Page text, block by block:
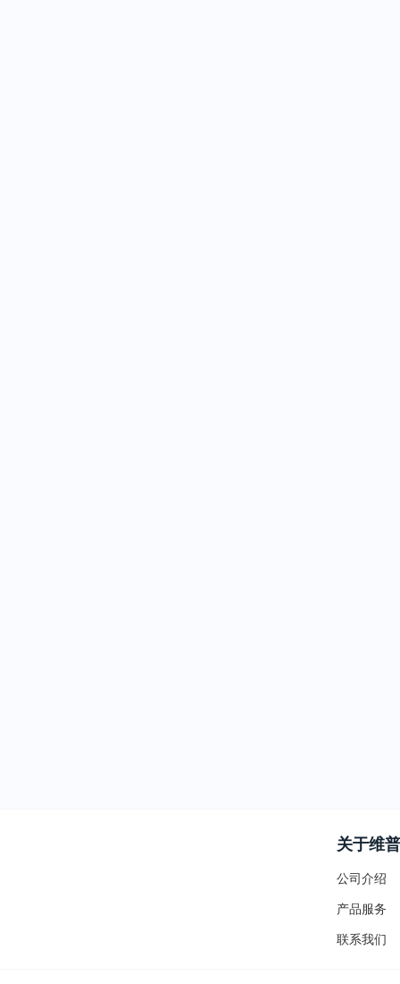
关于维普
公司介绍
产品服务
联系我们